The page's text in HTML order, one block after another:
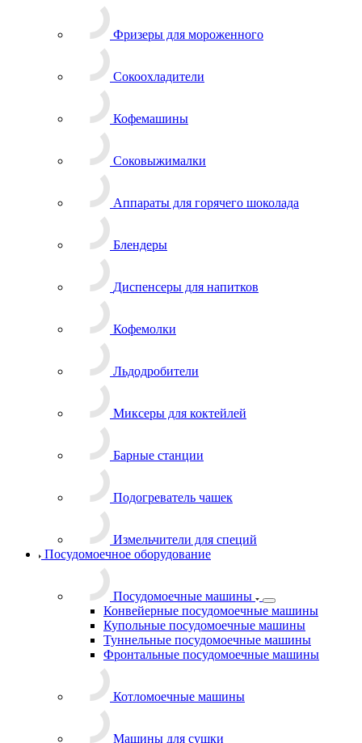
Фризеры для мороженного
Сокоохладители
Кофемашины
Соковыжималки
Аппараты для горячего шоколада
Блендеры
Диспенсеры для напитков
Кофемолки
Льдодробители
Миксеры для коктейлей
Барные станции
Подогреватель чашек
Измельчители для специй
Посудомоечное оборудование
Посудомоечные машины
Конвейерные посудомоечные машины
Купольные посудомоечные машины
Туннельные посудомоечные машины
Фронтальные посудомоечные машины
Котломоечные машины
Машины для сушки